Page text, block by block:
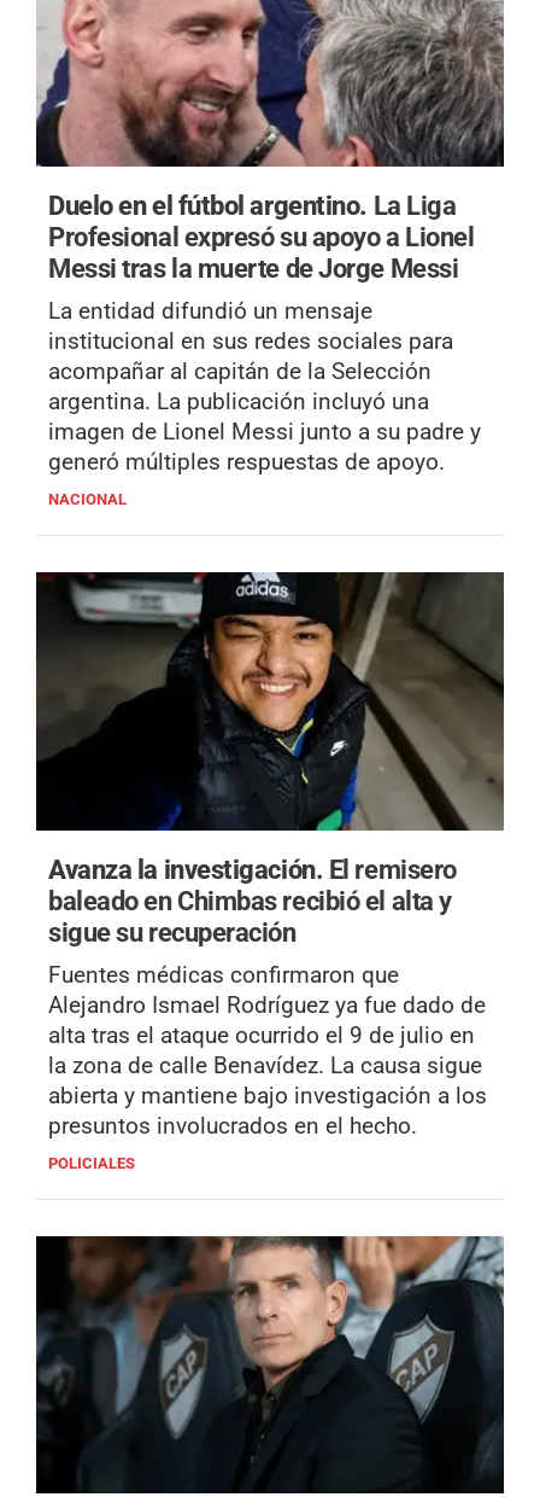
Duelo en el fútbol argentino. La Liga
Profesional expresó su apoyo a Lionel
Messi tras la muerte de Jorge Messi
La entidad difundió un mensaje
institucional en sus redes sociales para
acompañar al capitán de la Selección
argentina. La publicación incluyó una
imagen de Lionel Messi junto a su padre y
generó múltiples respuestas de apoyo.
NACIONAL
Avanza la investigación. El remisero
baleado en Chimbas recibió el alta y
sigue su recuperación
Fuentes médicas confirmaron que
Alejandro Ismael Rodríguez ya fue dado de
alta tras el ataque ocurrido el 9 de julio en
la zona de calle Benavídez. La causa sigue
abierta y mantiene bajo investigación a los
presuntos involucrados en el hecho.
POLICIALES